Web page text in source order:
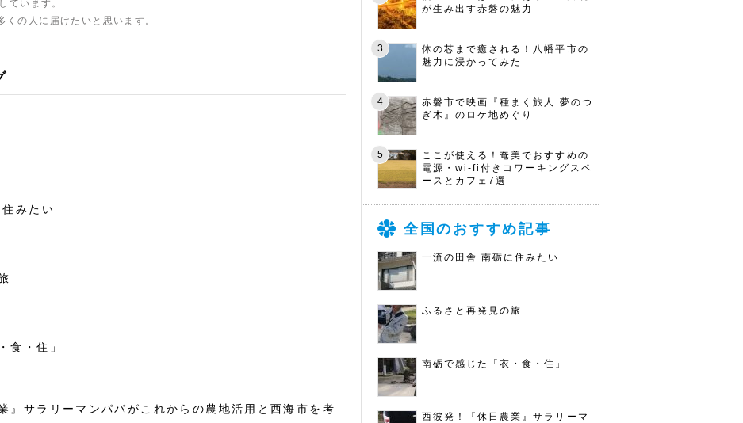
ています。
くの人に届けたいと思います。
みたい
食・住」
』サラリーマンパパがこれからの農地活用と西海市を考
が生み出す赤磐の魅力
体の芯まで癒される！八幡平市の
魅力に浸かってみた
赤磐市で映画『種まく旅人 夢のつ
ぎ木』のロケ地めぐり
ここが使える！奄美でおすすめの
電源・wi-fi付きコワーキングスペ
ースとカフェ7選
全国のおすすめ記事
一流の田舎 南砺に住みたい
ふるさと再発見の旅
南砺で感じた「衣・食・住」
西彼発！『休日農業』サラリーマ